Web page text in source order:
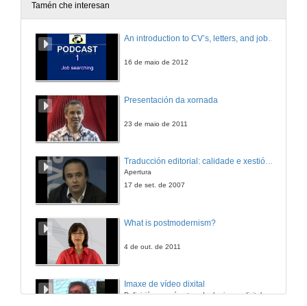
Intervención de Luz Puente
Conferencia de António Nóvoa
Tamén che interesan
An introduction to CV’s, letters, and job searching
16 de maio de 2012
Presentación da xornada
23 de maio de 2011
Traducción editorial: calidade e xestión de proxectos
Apertura
17 de set. de 2007
What is postmodernism?
4 de out. de 2011
Imaxe de vídeo dixital
Definición e parámetros dunha imaxe dixital. Resolución e Aspecto. Profundidade da cor. Compresión. Frame por segundo. Entrelazado. Campos, cadros